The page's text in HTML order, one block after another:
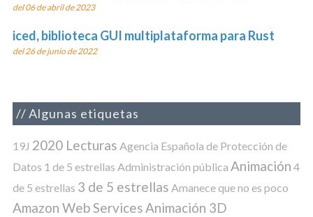
del 06 de abril de 2023
iced, biblioteca GUI multiplataforma para Rust
del 26 de junio de 2022
Algunas etiquetas
19J 2020 Lecturas Agencia Española de Protección de
Datos 1 de 5 estrellas Administración pública Animación 4
de 5 estrellas 3 de 5 estrellas Amanece que no es poco
Amazon Web ServicesAnimación 3D